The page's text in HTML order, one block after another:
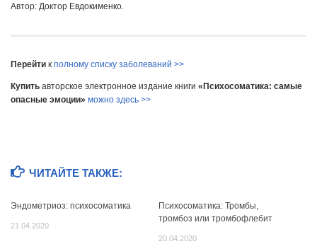
Автор: Доктор Евдокименко.
Перейти к полному списку заболеваний >>
Купить авторское электронное издание книги «Психосоматика: самые
опасные эмоции» можно здесь >>
ЧИТАЙТЕ ТАКЖЕ:
Эндометриоз: психосоматика
21.04.2020
Психосоматика: Тромбы,
тромбоз или тромбофлебит
20.04.2020